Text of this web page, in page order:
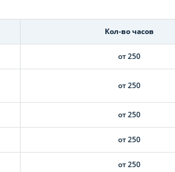
Кол-во часов
от 250
от 250
от 250
от 250
от 250